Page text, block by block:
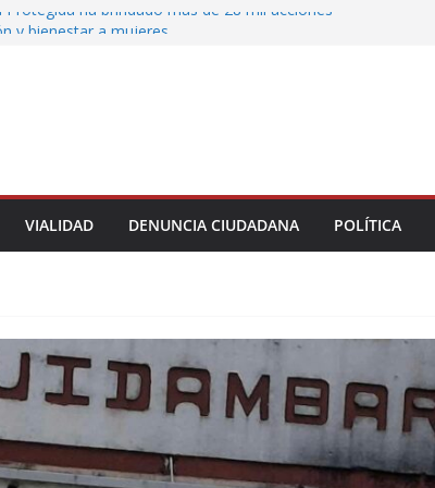
Protegida ha brindado más de 28 mil acciones
a las familias
VIALIDAD DENUNCIA CIUDADANA POLÍTICA